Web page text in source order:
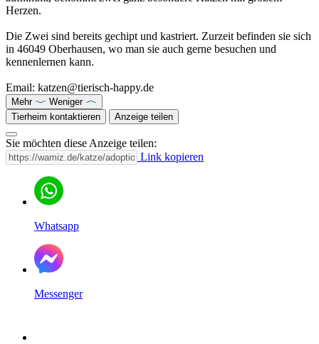
Herzen.
Die Zwei sind bereits gechipt und kastriert. Zurzeit befinden sie sich
in 46049 Oberhausen, wo man sie auch gerne besuchen und
kennenlernen kann.
Email: katzen@tierisch-happy.de
Mehr
Weniger
Tierheim kontaktieren
Anzeige teilen
Sie möchten diese Anzeige teilen:
Link kopieren
Whatsapp
Messenger